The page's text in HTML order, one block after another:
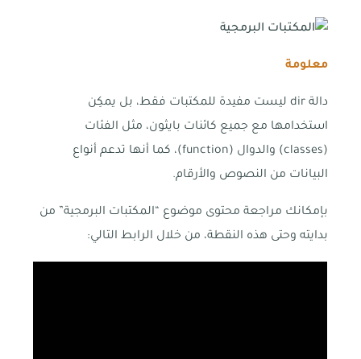
معلومة
دالة dir ليست مفيدة للمكتبات فقط، بل يمكِن
استخدامها مع جميع كائنات بايثون، مثل الفئات
(classes) والدوال (function)، كما أنها تدعم أنواع
البيانات من النصوص والأرقام.
بإمكانك مراجعة محتوى موضوع “المكتبات البرمجية” من
بدايته وحتى هذه النقطة، من خلال الرابط التالي: